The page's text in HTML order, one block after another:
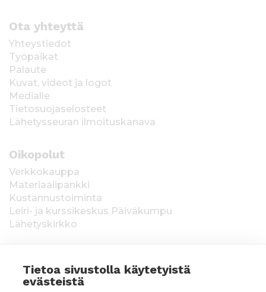
Tietoa sivustolla käytetyistä
evästeistä
Ota yhteyttä
Yhteystiedot
Työpaikat
Palaute
Kuvat, videot ja logot
Medialle
Tietosuojaselosteet
Lähetysseuran ilmoituskanava
Oikopolut
Verkkokauppa
Materiaalipankki
Kustannustoiminta
Leiri- ja kurssikeskus Päiväkumpu
Lähetyskirkko